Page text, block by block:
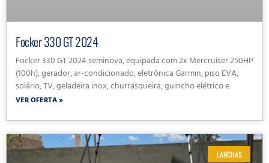
Focker 330 GT 2024
Focker 330 GT 2024 seminova, equipada com 2x Mercruiser 250HP
(100h), gerador, ar-condicionado, eletrônica Garmin, piso EVA,
solário, TV, geladeira inox, churrasqueira, guincho elétrico e
VER OFERTA »
LANCHAS